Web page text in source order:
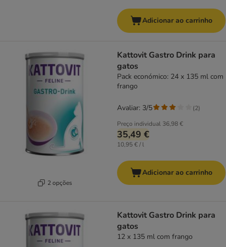
Adicionar ao carrinho
2 opções
Kattovit Gastro Drink para
gatos
Pack económico: 24 x 135 ml com
frango
Preço individual 36,98 €
35,49 €
10,95 € / l
Avaliar: 3/5 (2)
Adicionar ao carrinho
Kattovit Gastro Drink para
gatos
12 x 135 ml com frango